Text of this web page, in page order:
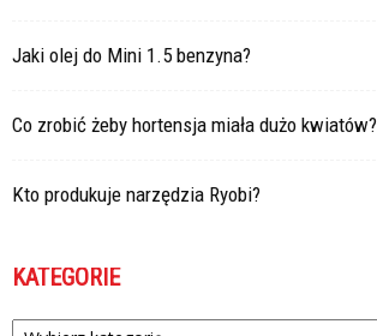
Jaki olej do Mini 1.5 benzyna?
Co zrobić żeby hortensja miała dużo kwiatów?
Kto produkuje narzędzia Ryobi?
KATEGORIE
Kategorie